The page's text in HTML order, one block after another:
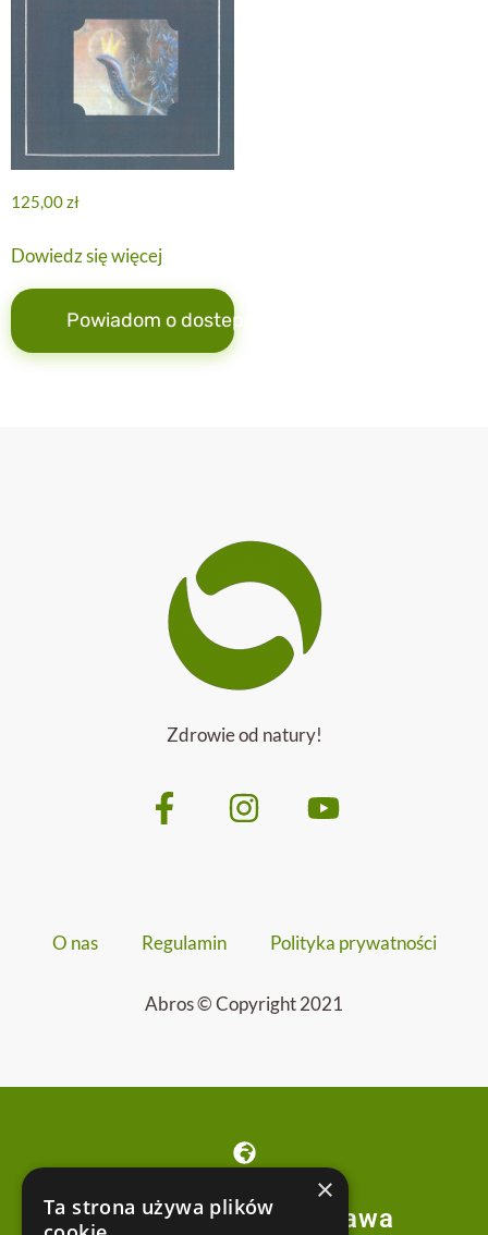
125,00zł
Dowiedz się więcej
Powiadom o dostepności
Zdrowie od natury!
O nas Regulamin Polityka prywatności
Abros © Copyright 2021
Obozowa 62, Warszawa
×
Ta strona używa plików